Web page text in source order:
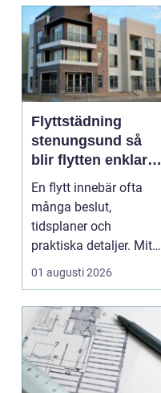
Flyttstädning
stenungsund så
blir flytten enklare
och mer trygg
En flytt innebär ofta
många beslut,
tidsplaner och
praktiska detaljer. Mitt
i allt hamnar
flyttstädn...
01 augusti 2026